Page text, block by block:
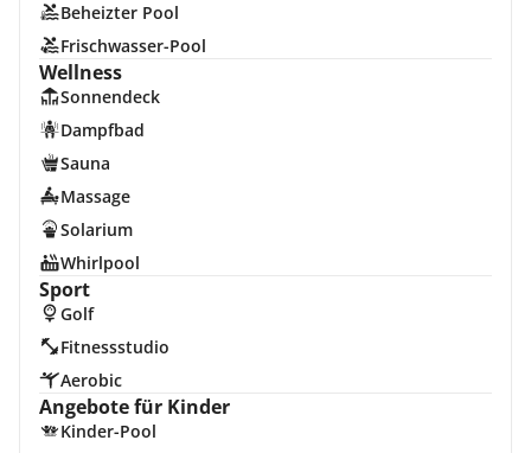
Beheizter Pool
Frischwasser-Pool
Wellness
Sonnendeck
Dampfbad
Sauna
Massage
Solarium
Whirlpool
Sport
Golf
Fitnessstudio
Aerobic
Angebote für Kinder
Kinder-Pool